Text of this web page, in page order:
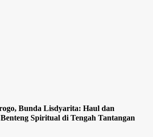
Bunda Lisdyarita: Haul dan
Spiritual di Tengah Tantangan